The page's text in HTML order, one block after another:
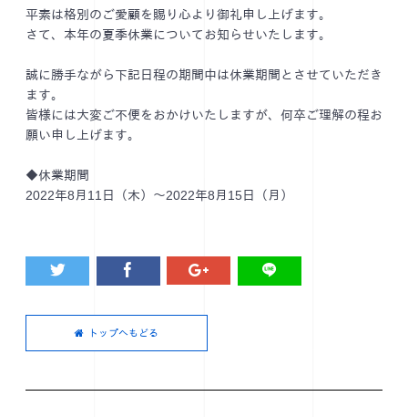
平素は格別のご愛顧を賜り心より御礼申し上げます。
さて、本年の夏季休業についてお知らせいたします。
誠に勝手ながら下記日程の期間中は休業期間とさせていただき
ます。
皆様には大変ご不便をおかけいたしますが、何卒ご理解の程お
願い申し上げます。
◆休業期間
2022年8月11日（木）～2022年8月15日（月）
トップへもどる